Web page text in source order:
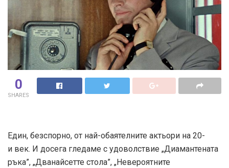
0
SHARES
Един, безспорно, от най-обаятелните актьори на 20-
и век. И досега гледаме с удоволствие „Диамантената
ръка”, „Дванайсетте стола”, „Невероятните